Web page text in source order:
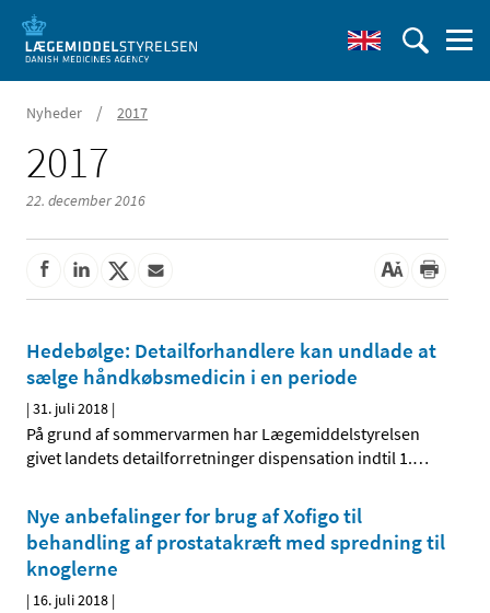
Nyheder / 2017
2017
22. december 2016
Hedebølge: Detailforhandlere kan undlade at
sælge håndkøbsmedicin i en periode
|31. juli 2018 |
På grund af sommervarmen har Lægemiddelstyrelsen
givet landets detailforretninger dispensation indtil 1.…
Nye anbefalinger for brug af Xofigo til
behandling af prostatakræft med spredning til
knoglerne
| 16. juli 2018 |